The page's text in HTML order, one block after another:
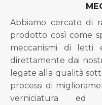
Abbiamo cercato di
prodotto così come
meccanismi di letti
direttamente dai
legate alla qualità
processi di
verniciatura ed